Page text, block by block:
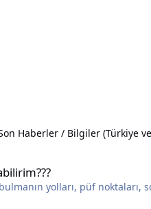
Haberler / Bilgiler (Türkiye
yolları, püf noktaları,